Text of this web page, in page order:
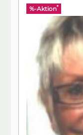
%-Aktion*